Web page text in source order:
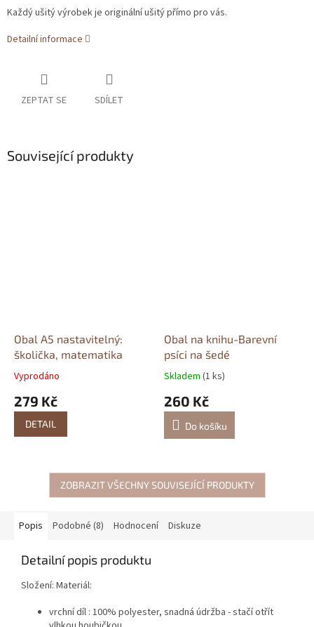
Každý ušitý výrobek je originální ušitý přímo pro vás.
Detailní informace
ZEPTAT SE SDÍLET
Související produkty
Obal A5 nastavitelný:
školička, matematika
Vyprodáno
279 Kč
DETAIL
Obal na knihu-Barevní
psíci na šedé
Skladem (1 ks)
260 Kč
Do košíku
ZOBRAZIT VŠECHNY SOUVISEJÍCÍ PRODUKTY
Popis Podobné (8) Hodnocení Diskuze
Detailní popis produktu
Složení: Materiál:
vrchní díl : 100% polyester, snadná údržba - stačí otřít